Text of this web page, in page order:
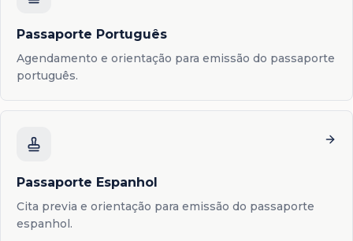
Passaporte Português
Agendamento e orientação para emissão do passaporte
português.
Passaporte Espanhol
Cita previa e orientação para emissão do passaporte
espanhol.